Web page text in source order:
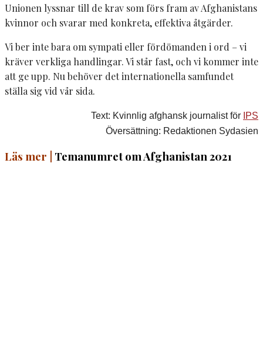
Unionen lyssnar till de krav som förs fram av Afghanistans
kvinnor och svarar med konkreta, effektiva åtgärder.
Vi ber inte bara om sympati eller fördömanden i ord – vi
kräver verkliga handlingar. Vi står fast, och vi kommer inte
att ge upp. Nu behöver det internationella samfundet
ställa sig vid vår sida.
Text: Kvinnlig afghansk journalist för IPS
Översättning: Redaktionen Sydasien
Läs mer | Temanumret om Afghanistan 2021